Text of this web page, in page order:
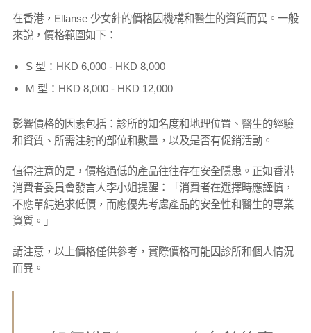
在香港，Ellanse 少女針的價格因機構和醫生的資質而異。一般
來說，價格範圍如下：
S 型：HKD 6,000 - HKD 8,000
M 型：HKD 8,000 - HKD 12,000
影響價格的因素包括：診所的知名度和地理位置、醫生的經驗
和資質、所需注射的部位和數量，以及是否有促銷活動。
值得注意的是，價格過低的產品往往存在安全隱患。正如香港
消費者委員會發言人李小姐提醒：「消費者在選擇時應謹慎，
不應單純追求低價，而應優先考慮產品的安全性和醫生的專業
資質。」
請注意，以上價格僅供參考，實際價格可能因診所和個人情況
而異。